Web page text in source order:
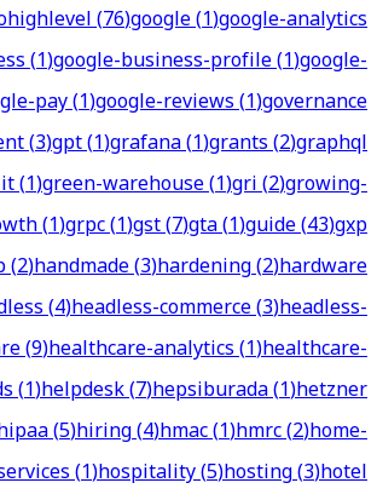
(76)google(1)google-analytics
(1)google-business-profile(1)google-
pay(1)google-reviews(1)governance
(3)gpt(1)grafana(1)grants(2)graphql
(1)green-warehouse(1)gri(2)growing-
(1)grpc(1)gst(7)gta(1)guide(43)gxp
(2)handmade(3)hardening(2)hardware
(4)headless-commerce(3)headless-
(9)healthcare-analytics(1)healthcare-
(1)helpdesk(7)hepsiburada(1)hetzner
(5)hiring(4)hmac(1)hmrc(2)home-
(1)hospitality(5)hosting(3)hotel